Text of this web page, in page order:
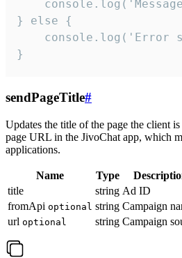
} else {
console.log('Error
}
sendPageTitle#
Updates the title of the page the client
page URL in the JivoChat app, which
applications.
Name Type
title
string Ad ID
fromApi optional string Campaign
url optional string Campaign